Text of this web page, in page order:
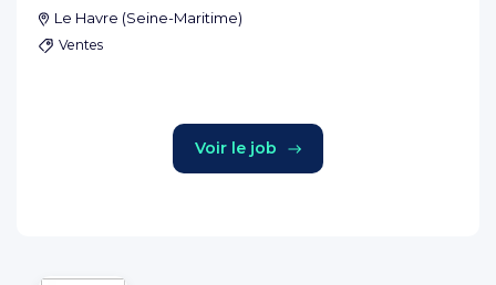
Le Havre (Seine-Maritime)
Ventes
Voir le job